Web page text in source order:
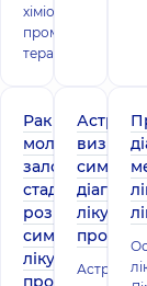
хіміотерапії,
променевої
терапії, хір
Рак
молочної
залози –
стадії
розвитку,
симптоми,
лікування,
прогнози
прогноз